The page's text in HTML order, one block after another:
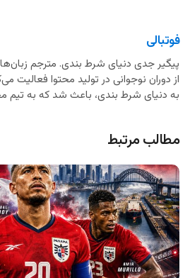
فوتبالی
پیگیر جدی دنیای شرط بندی. مترجم
از دوران نوجوانی در تولید محتوا فعالیت
به دنیای شرط بندی، باعث شد که به تیم
مطالب مرتبط